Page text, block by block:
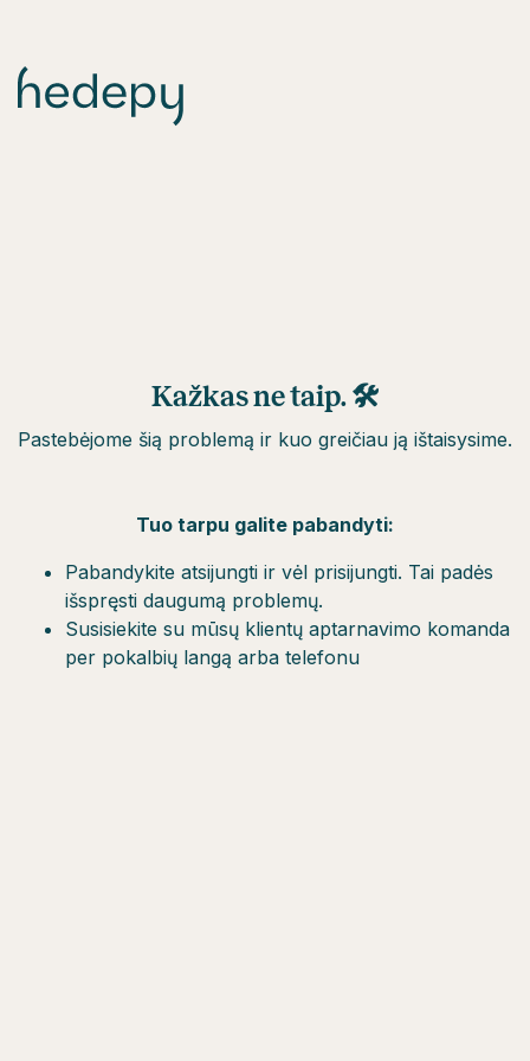
Kažkas ne taip. 🛠
Pastebėjome šią problemą ir kuo greičiau ją ištaisysime.
Tuo tarpu galite pabandyti:
Pabandykite atsijungti ir vėl prisijungti. Tai padės
išspręsti daugumą problemų.
Susisiekite su mūsų klientų aptarnavimo komanda
per pokalbių langą arba telefonu